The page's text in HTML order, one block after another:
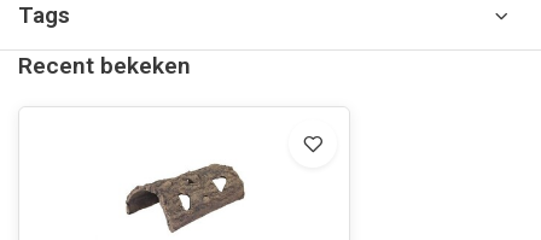
Tags
Recent bekeken